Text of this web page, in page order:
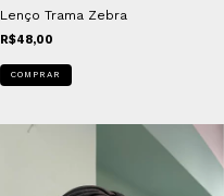
Lenço Trama Zebra
R$48,00
COMPRAR